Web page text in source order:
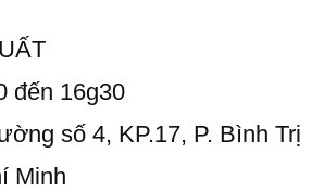
đến 16g30
số 4, KP.17, P. Bình Trị
Minh